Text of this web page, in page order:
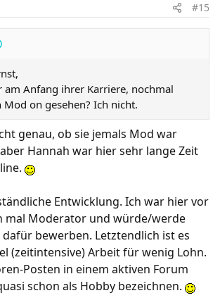
#15
am Anfang ihrer Karriere, nochmal
on gesehen? Ich nicht.
genau, ob sie jemals Mod war
Hannah war hier sehr lange Zeit
Entwicklung. Ich war hier vor
mal Moderator und würde/werde
bewerben. Letztendlich ist es
(zeitintensive) Arbeit für wenig Lohn.
Posten in einem aktiven Forum
schon als Hobby bezeichnen.